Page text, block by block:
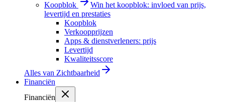
Koopblok
Win het koopblok: invloed van prijs,
levertijd en prestaties
Koopblok
Verkoopprijzen
Apps & dienstverleners: prijs
Levertijd
Kwaliteitsscore
Alles van Zichtbaarheid
Financiën
Financiën